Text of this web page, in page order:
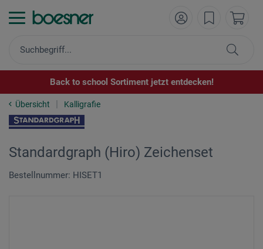
Back to school Sortiment jetzt entdecken!
Übersicht Kalligrafie
Standardgraph (Hiro) Zeichenset
Bestellnummer: HISET1